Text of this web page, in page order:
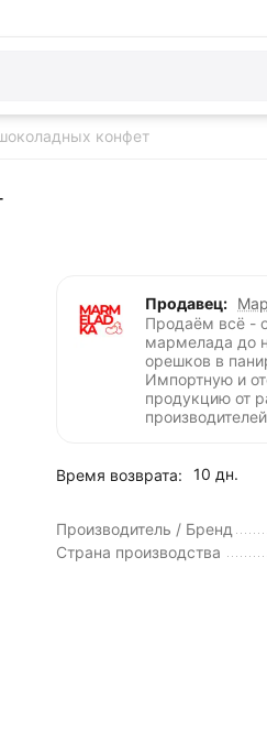
конфет
Продавец:
Продаём всё -
мармелада до
орешков в
Импортную и
продукцию от
Время возврата: 10 дн.
Производитель / Бренд
Страна производства